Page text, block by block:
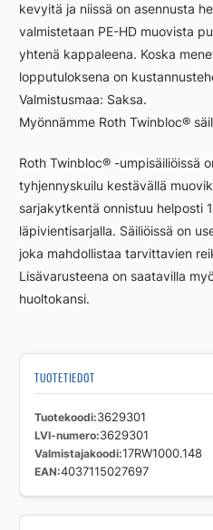
kevyitä ja niissä on asennusta
valmistetaan PE-HD muovista
yhtenä kappaleena. Koska
lopputuloksena on
Valmistusmaa: Saksa.
Myönnämme Roth Twinbloc®
Roth Twinbloc® -umpisäiliöissä
tyhjennyskuilu kestävällä
sarjakytkentä onnistuu helposti
läpivientisarjalla. Säiliöissä on
joka mahdollistaa tarvittavien
Lisävarusteena on saatavilla
huoltokansi.
TUOTETIEDOT
Tuotekoodi 3629301
LVI-numero 3629301
Valmistajakoodi 17RW1000.148
EAN 4037115027697